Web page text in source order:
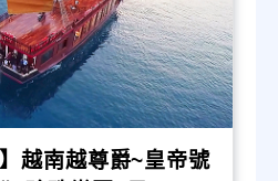
越南越尊爵~皇帝號